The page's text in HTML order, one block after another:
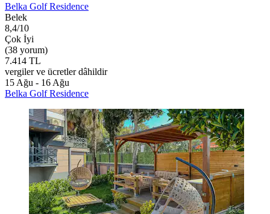
Belka Golf Residence
Belek
8,4/10
Çok İyi
(38 yorum)
7.414 TL
vergiler ve ücretler dâhildir
15 Ağu - 16 Ağu
Belka Golf Residence